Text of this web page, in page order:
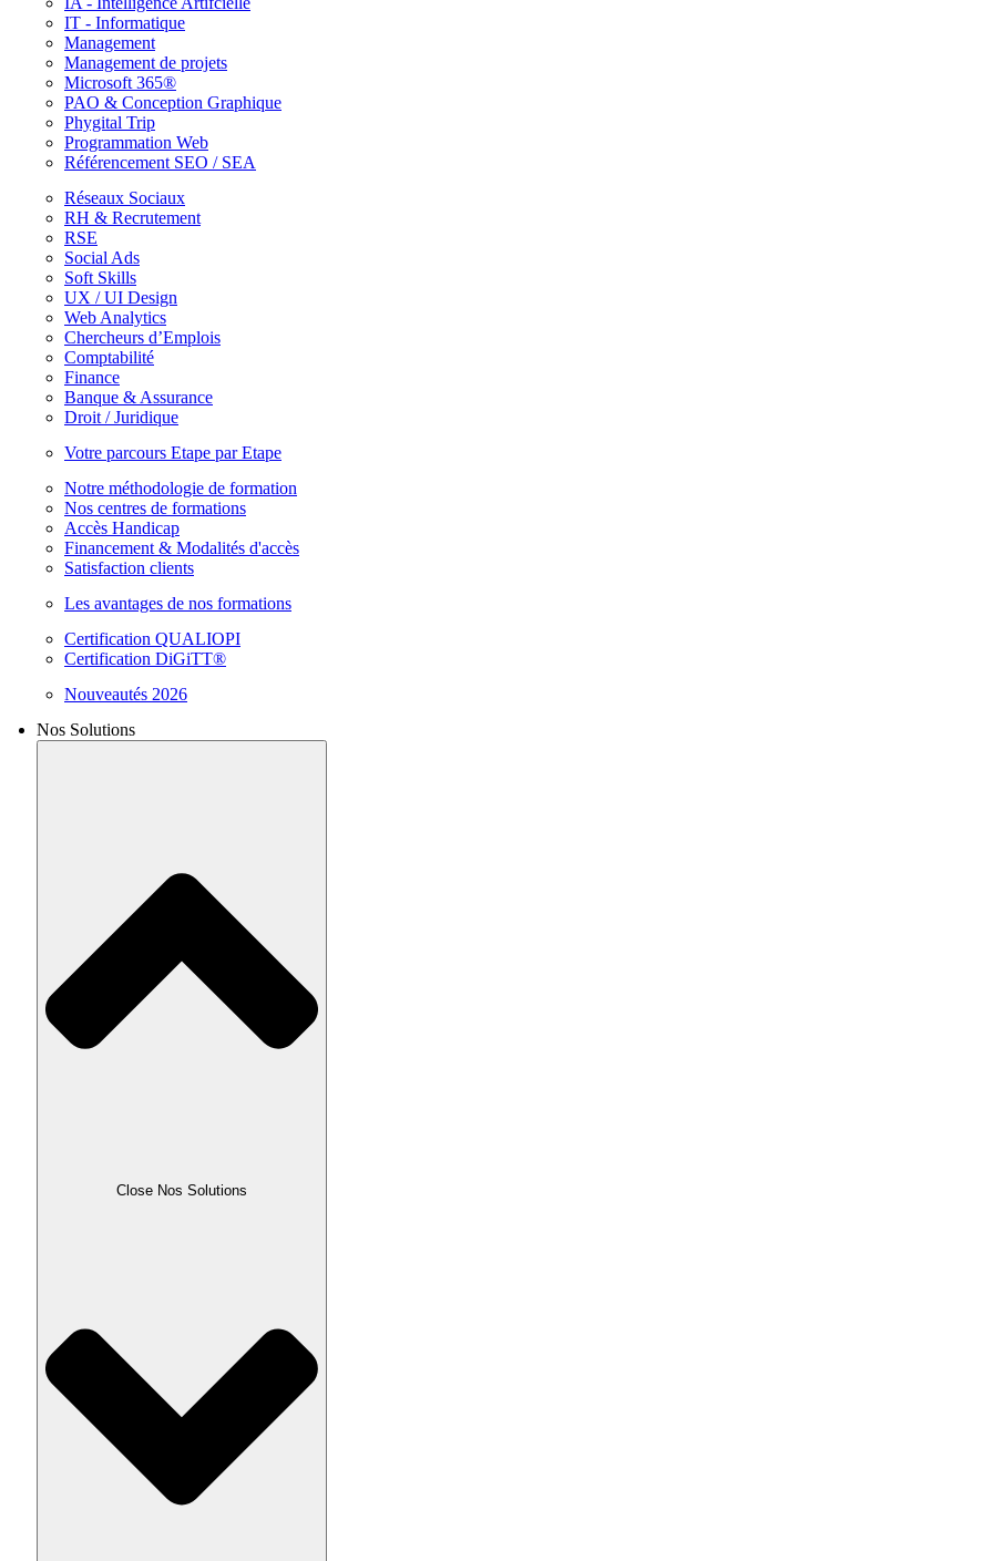
IT - Informatique
Management
Management de projets
Microsoft 365®
PAO & Conception Graphique
Phygital Trip
Programmation Web
Référencement SEO / SEA
Réseaux Sociaux
RH & Recrutement
RSE
Social Ads
Soft Skills
UX / UI Design
Web Analytics
Chercheurs d’Emplois
Comptabilité
Finance
Banque & Assurance
Droit / Juridique
Votre parcours Etape par Etape
Notre méthodologie de formation
Nos centres de formations
Accès Handicap
Financement & Modalités d'accès
Satisfaction clients
Les avantages de nos formations
Certification QUALIOPI
Certification DiGiTT®
Nouveautés 2026
Nos Solutions
Close Nos Solutions